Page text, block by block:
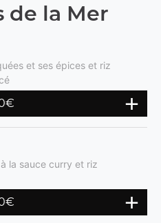
de la Mer
et ses épices et riz
€
la sauce curry et riz
€